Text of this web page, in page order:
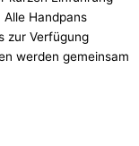
Handpans
zur Verfügung
werden gemeinsam